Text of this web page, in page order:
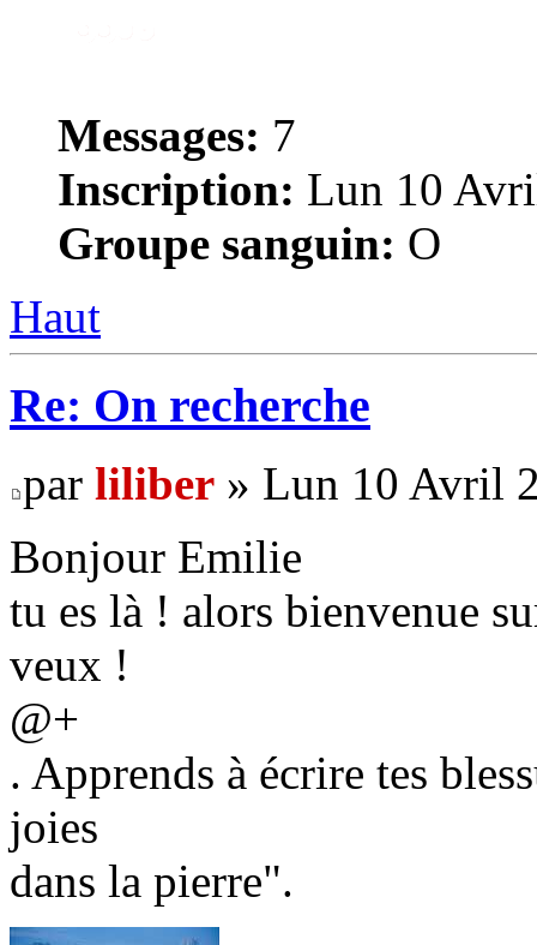
Messages: 7
Inscription: Lun 10
Groupe sanguin: O
Haut
Re: On recherche
par liliber » Lun 10 Avril
Bonjour Emilie
tu es là ! alors bienvenue
veux !
@+
. Apprends à écrire tes
joies
dans la pierre".